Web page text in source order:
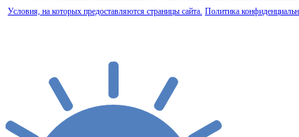
Условия, на которых предоставляются страницы сайта. Политика